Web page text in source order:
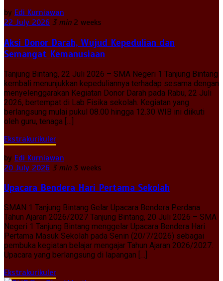
by Edi Kurniawan
22 July 2026 3 min 2 weeks
Aksi Donor Darah, Wujud Kepedulian dan
Semangat Kemanusiaan
Tanjung Bintang, 22 Juli 2026 – SMA Negeri 1 Tanjung Bintang
kembali menunjukkan kepeduliannya terhadap sesama dengan
menyelenggarakan Kegiatan Donor Darah pada Rabu, 22 Juli
2026, bertempat di Lab Fisika sekolah. Kegiatan yang
berlangsung mulai pukul 08.00 hingga 12.30 WIB ini diikuti
oleh guru, tenaga […]
Ekstrakurikuler
by Edi Kurniawan
20 July 2026 3 min 3 weeks
Upacara Bendera Hari Pertama Sekolah
SMAN 1 Tanjung Bintang Gelar Upacara Bendera Perdana
Tahun Ajaran 2026/2027 Tanjung Bintang, 20 Juli 2026 – SMA
Negeri 1 Tanjung Bintang menggelar Upacara Bendera Hari
Pertama Masuk Sekolah pada Senin (20/7/2026) sebagai
pembuka kegiatan belajar mengajar Tahun Ajaran 2026/2027.
Upacara yang berlangsung di lapangan […]
Ekstrakurikuler